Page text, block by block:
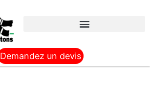
Demandez un devis